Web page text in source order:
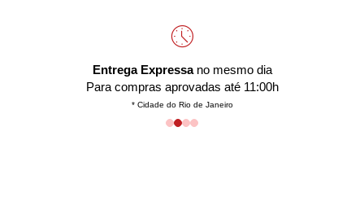
Entrega Expressano mesmo dia
Para compras aprovadas até 11:00h
* Cidade do Rio de Janeiro